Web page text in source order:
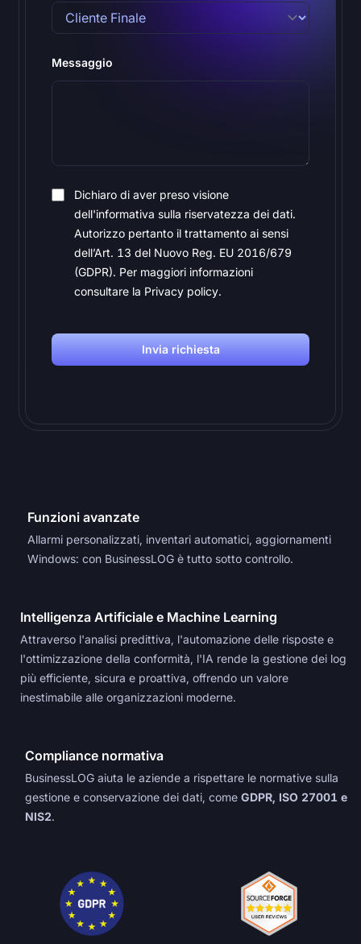
Messaggio
Dichiaro di aver preso visione
dell'informativa sulla riservatezza dei dati.
Autorizzo pertanto il trattamento ai sensi
dell’Art. 13 del Nuovo Reg. EU 2016/679
(GDPR). Per maggiori informazioni
consultare la Privacy policy.
Invia richiesta
Funzioni avanzate
Allarmi personalizzati, inventari automatici, aggiornamenti
Windows: con BusinessLOG è tutto sotto controllo.
Intelligenza Artificiale e Machine Learning
Attraverso l'analisi predittiva, l'automazione delle risposte e
l'ottimizzazione della conformità, l'IA rende la gestione dei log
più efficiente, sicura e proattiva, offrendo un valore
inestimabile alle organizzazioni moderne.
Compliance normativa
BusinessLOG aiuta le aziende a rispettare le normative sulla
gestione e conservazione dei dati, comeGDPR, ISO 27001 e
NIS2.